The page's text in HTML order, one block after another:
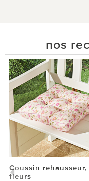
nos
Coussin rehausseur,
fleurs